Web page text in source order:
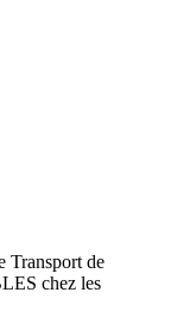
Transport de
chez les